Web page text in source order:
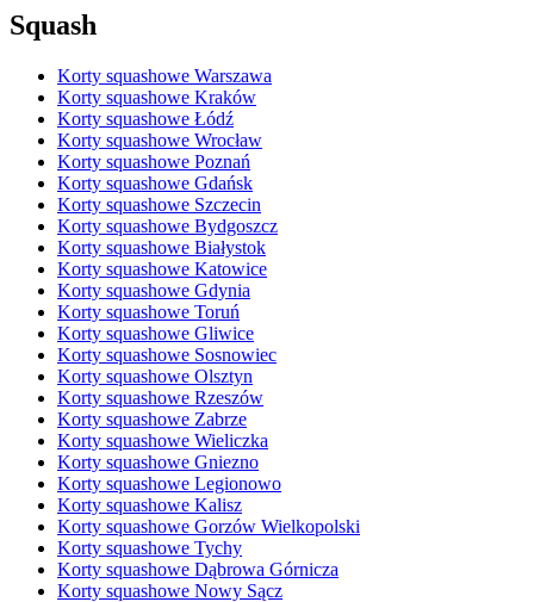
Squash
Korty squashowe Warszawa
Korty squashowe Kraków
Korty squashowe Łódź
Korty squashowe Wrocław
Korty squashowe Poznań
Korty squashowe Gdańsk
Korty squashowe Szczecin
Korty squashowe Bydgoszcz
Korty squashowe Białystok
Korty squashowe Katowice
Korty squashowe Gdynia
Korty squashowe Toruń
Korty squashowe Gliwice
Korty squashowe Sosnowiec
Korty squashowe Olsztyn
Korty squashowe Rzeszów
Korty squashowe Zabrze
Korty squashowe Wieliczka
Korty squashowe Gniezno
Korty squashowe Legionowo
Korty squashowe Kalisz
Korty squashowe Gorzów Wielkopolski
Korty squashowe Tychy
Korty squashowe Dąbrowa Górnicza
Korty squashowe Nowy Sącz